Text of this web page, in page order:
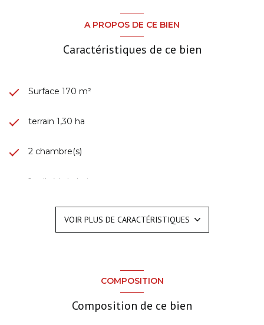
A PROPOS DE CE BIEN
Caractéristiques de ce bien
Surface 170 m²
terrain 1,30 ha
2 chambre(s)
1 salle(s) de bain
Chauffage individuel : cheminée (electrique)
VOIR PLUS DE CARACTÉRISTIQUES
COMPOSITION
Composition de ce bien